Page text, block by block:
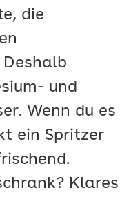
die
und
Wenn du es
ein Spritzer
Klares